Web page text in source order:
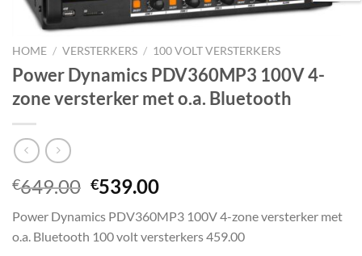
aan
HOME / VERSTERKERS / 100 VOLT VERSTERKERS
Power Dynamics PDV360MP3 100V 4-
zone versterker met o.a. Bluetooth
€649.00 Oorspronkelijke
was:
€649.00.
€539.00Huidige
is:
€539.00.
Power Dynamics PDV360MP3 100V 4-zone versterker met
o.a. Bluetooth 100 volt versterkers 459.00